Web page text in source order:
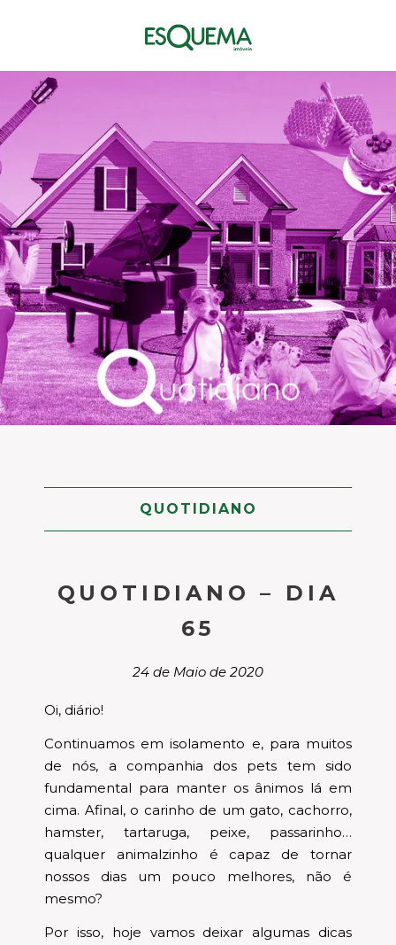
QUOTIDIANO
QUOTIDIANO – DIA
65
24 de Maio de 2020
Oi, diário!
Continuamos em isolamento e, para muitos
de nós, a companhia dos pets tem sido
fundamental para manter os ânimos lá em
cima. Afinal, o carinho de um gato, cachorro,
hamster, tartaruga, peixe, passarinho…
qualquer animalzinho é capaz de tornar
nossos dias um pouco melhores, não é
mesmo?
Por isso, hoje vamos deixar algumas dicas